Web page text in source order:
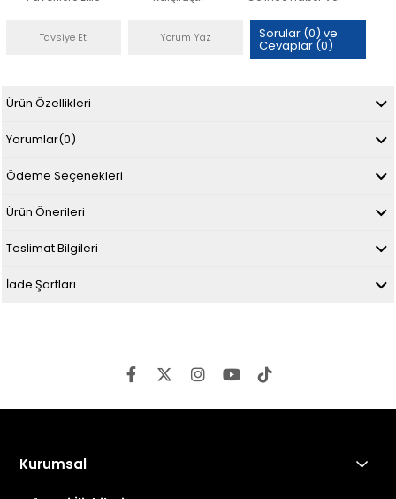
Tavsiye Et Yorum Yaz Sorular (0) ve
Cevaplar (0)
Ürün Özellikleri
Yorumlar(0)
Ödeme Seçenekleri
Ürün Önerileri
Teslimat Bilgileri
İade Şartları
Kurumsal